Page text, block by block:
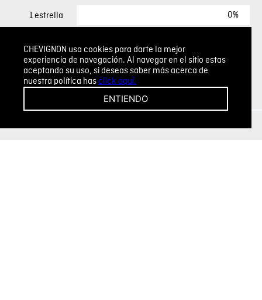
CHEVIGNON usa cookies para darte la mejor
experiencia de navegación. Al navegar en el sitio estas
aceptando su uso, si deseas saber más acerca de
nuestra política hasclick aquí.
ENTIENDO
1 estrella 0%
ESCRIBIR UN COMENTARIO
Agregar comentario
Sin comentarios.